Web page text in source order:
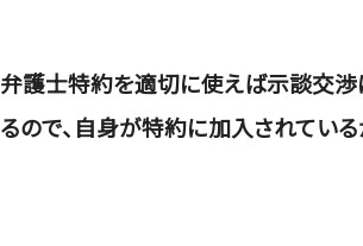
弁護士特約を適切に使えば示談交渉
るので、自身が特約に加入されてい